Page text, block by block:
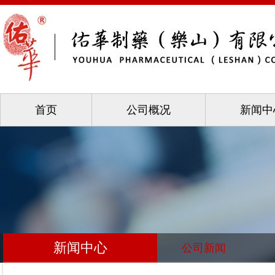
首页 公司概况 新闻
新闻中心 公司新闻